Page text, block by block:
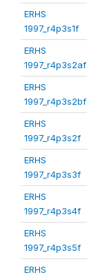
ERHS
1997_r4p3s1f
ERHS
1997_r4p3s2af
ERHS
1997_r4p3s2bf
ERHS
1997_r4p3s2f
ERHS
1997_r4p3s3f
ERHS
1997_r4p3s4f
ERHS
1997_r4p3s5f
ERHS